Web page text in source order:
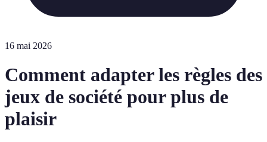
16 mai 2026
Comment adapter les règles des
jeux de société pour plus de
plaisir